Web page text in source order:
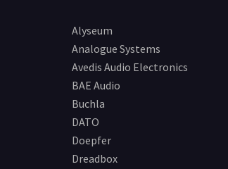
Alyseum
Analogue Systems
Avedis Audio Electronics
BAE Audio
Buchla
DATO
Doepfer
Dreadbox